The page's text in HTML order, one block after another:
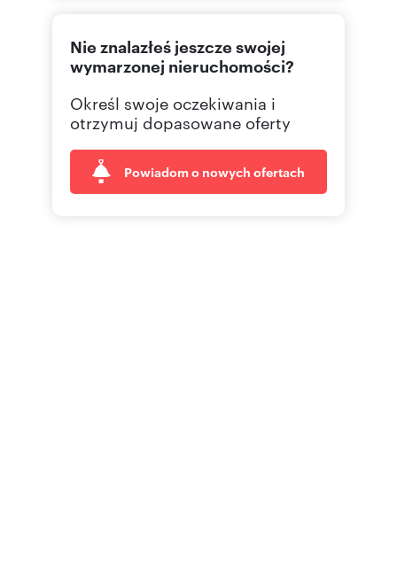
+48 53 Pokaż telefon
426 30 Pokaż telefon
Nie znalazłeś jeszcze swojej
wymarzonej nieruchomości?
Określ swoje oczekiwania i
otrzymuj dopasowane oferty
Powiadom o nowych ofertach